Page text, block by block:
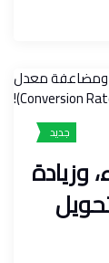
جديد
وزيادة